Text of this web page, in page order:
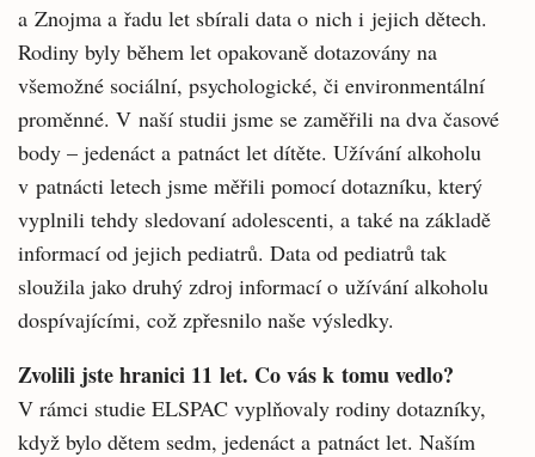
a Znojma a řadu let sbírali data o nich i jejich dětech.
Rodiny byly během let opakovaně dotazovány na
všemožné sociální, psychologické, či environmentální
proměnné. V naší studii jsme se zaměřili na dva časové
body – jedenáct a patnáct let dítěte. Užívání alkoholu
v patnácti letech jsme měřili pomocí dotazníku, který
vyplnili tehdy sledovaní adolescenti, a také na základě
informací od jejich pediatrů. Data od pediatrů tak
sloužila jako druhý zdroj informací o užívání alkoholu
dospívajícími, což zpřesnilo naše výsledky.
Zvolili jste hranici 11 let. Co vás k tomu vedlo?
V rámci studie ELSPAC vyplňovaly rodiny dotazníky,
když bylo dětem sedm, jedenáct a patnáct let. Naším